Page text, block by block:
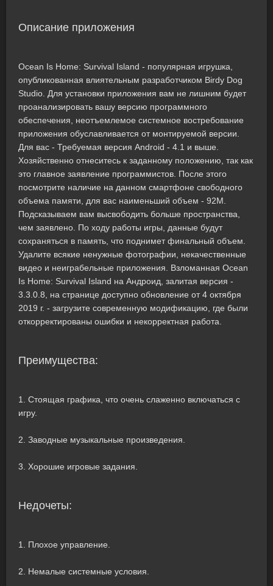
Описание приложения
Ocean Is Home: Survival Island - популярная игрушка,
опубликованная влиятельным разработчиком Birdy Dog
Studio. Для установки приложения вам не лишним будет
проанализировать вашу версию программного
обеспечения, неотъемлемое системное востребование
приложения обуславливается от монтируемой версии.
Для вас - Требуемая версия Android - 4.1 и выше.
Хозяйственно отнеситесь к заданному положению, так как
это главное заявление программистов. После этого
посмотрите наличие на данном смартфоне свободного
объема памяти, для вас наименьший объем - 92M.
Подсказываем вам высвободить больше пространства,
чем заявлено. По ходу работы игры, данные будут
сохраняться в память, что поднимет финальный объем.
Удалите всякие ненужные фотографии, некачественные
видео и неиграбельные приложения. Взломанная Ocean
Is Home: Survival Island на Андроид, залитая версия -
3.3.0.8, на странице доступно обновление от 4 октября
2019 г. - загрузите современную модификацию, где были
откорректированы ошибки и некорректная работа.
Преимущества:
1. Стоящая графика, что очень слаженно включаться с
игру.
2. Заводные музыкальные произведения.
3. Хорошие игровые задания.
Недочеты:
1. Плохое управление.
2. Немалые системные условия.